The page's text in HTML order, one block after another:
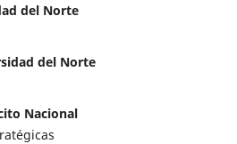
del Norte
del Norte
Nacional